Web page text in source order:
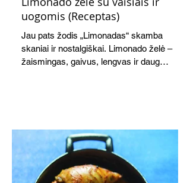
uogomis (Receptas)
Jau pats žodis „Limonadas“ skamba
skaniai ir nostalgiškai. Limonado želė –
žaismingas, gaivus, lengvas ir daug